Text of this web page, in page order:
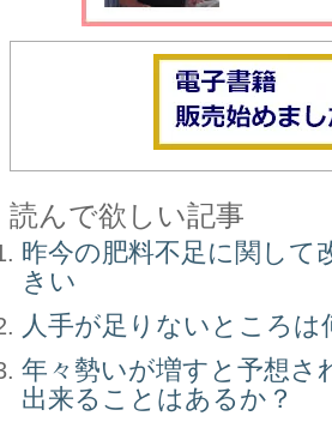
読んで欲しい記事
昨今の肥料不足に関して
きい
人手が足りないところは
年々勢いが増すと予想さ
出来ることはあるか？